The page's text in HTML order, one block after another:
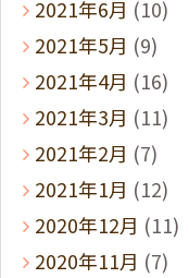
2021年6月 (10)
2021年5月 (9)
2021年4月 (16)
2021年3月 (11)
2021年2月 (7)
2021年1月 (12)
2020年12月 (11)
2020年11月 (7)